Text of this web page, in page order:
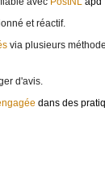
et réactif.
via plusieurs
d'avis.
dans des